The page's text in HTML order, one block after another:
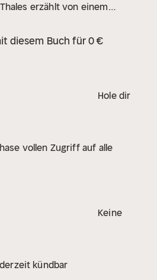
erzählt von einem
diesem Buch für 0 €
Hole dir
vollen Zugriff auf alle
Keine
kündbar